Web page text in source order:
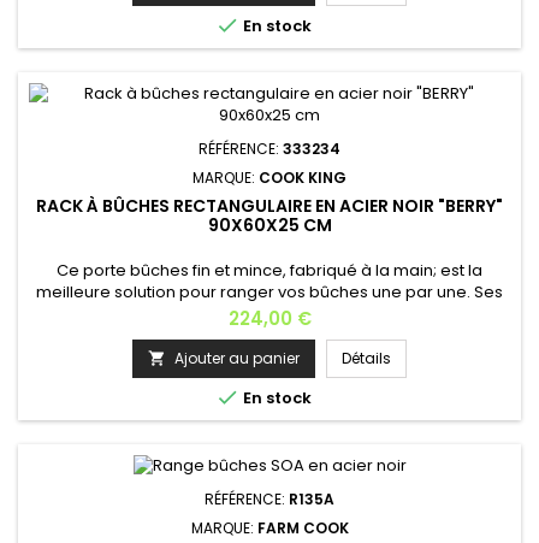
 En stock
RÉFÉRENCE: 333234
MARQUE: COOK KING
RACK À BÛCHES RECTANGULAIRE EN ACIER NOIR "BERRY"
90X60X25 CM
Ce porte bûches fin et mince, fabriqué à la main; est la
meilleure solution pour ranger vos bûches une par une. Ses
éléments sont soudés, non vissés qui rend son support plus
stable.Il sera un bel accessoire pour votre cheminée, et ne
prend pas beaucoup de place dans votre salon.Porte bûche
de très grande contenance: environ 100 bûches.Range
bûches à...
Prix
224,00 €
 Ajouter au panier Détails
 En stock
RÉFÉRENCE: R135A
MARQUE: FARM COOK